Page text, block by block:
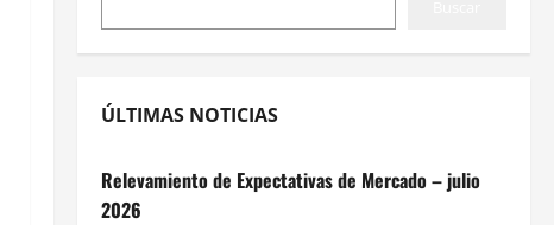
ÚLTIMAS NOTICIAS
Relevamiento de Expectativas de Mercado – julio
2026